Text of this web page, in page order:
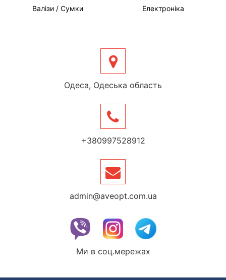
Валізи / Сумки
Електроніка
Одеса, Одеська область
+380997528912
admin@aveopt.com.ua
Ми в соц.мережах